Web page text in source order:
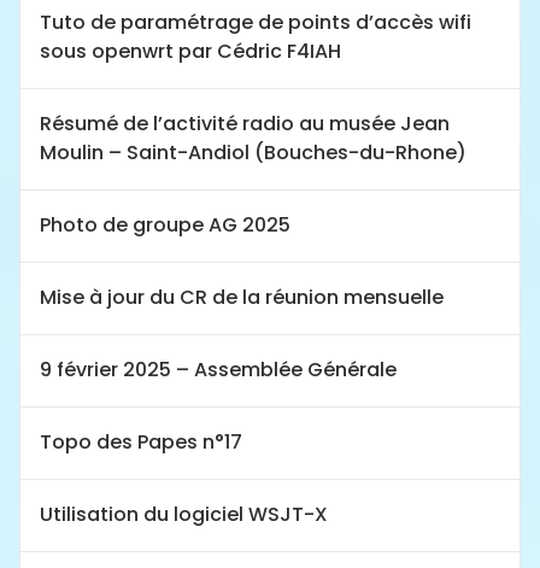
Tuto de paramétrage de points d’accès wifi
sous openwrt par Cédric F4IAH
Résumé de l’activité radio au musée Jean
Moulin – Saint-Andiol (Bouches-du-Rhone)
Photo de groupe AG 2025
Mise à jour du CR de la réunion mensuelle
9 février 2025 – Assemblée Générale
Topo des Papes n°17
Utilisation du logiciel WSJT-X